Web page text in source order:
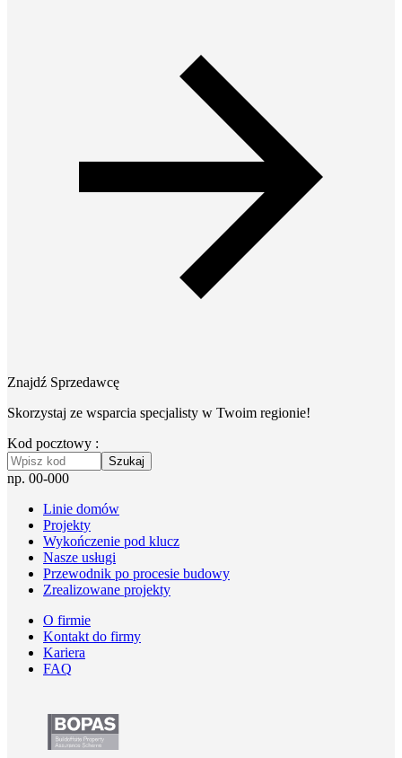
Znajdź Sprzedawcę
Skorzystaj ze wsparcia specjalisty w Twoim regionie!
Kod pocztowy :
Szukaj
np. 00-000
Linie domów
Projekty
Wykończenie pod klucz
Nasze usługi
Przewodnik po procesie budowy
Zrealizowane projekty
O firmie
Kontakt do firmy
Kariera
FAQ